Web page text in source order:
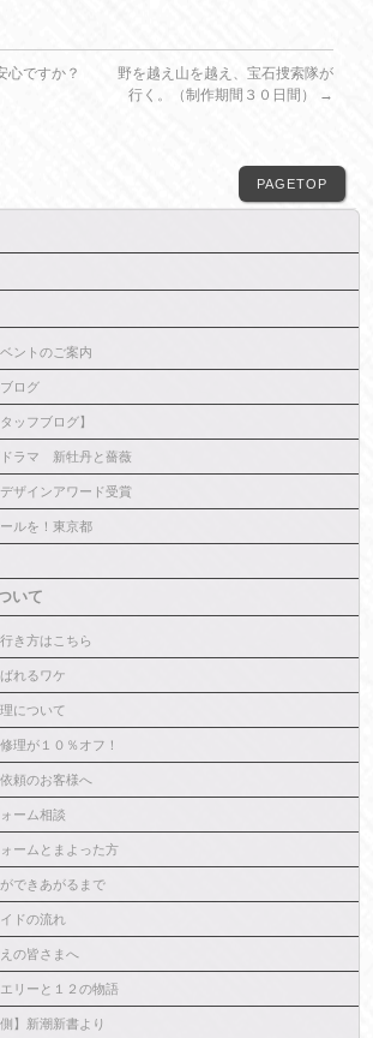
心ですか？
野を越え山を越え、宝石捜索隊が
行く。（制作期間３０日間）
→
PAGETOP
ントのご案内
ログ
ッフブログ】
ドラマ 新牡丹と薔薇
ザインアワード受賞
ルを！東京都
いて
き方はこちら
れるワケ
について
理が１０％オフ！
頼のお客様へ
ーム相談
ームとまよった方
できあがるまで
ドの流れ
の皆さまへ
リーと１２の物語
側】新潮新書より